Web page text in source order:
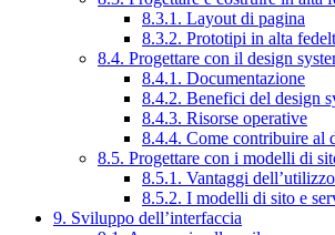
8.3.1. Layout di pagina
8.3.2. Prototipi in alta
8.4. Progettare con il design
8.4.1. Documentazione
8.4.2. Benefici del design
8.4.3. Risorse operative
8.4.4. Come contribuire al
8.5. Progettare con i modelli di
8.5.1. Vantaggi
8.5.2. I modelli di sito e
9. Sviluppo dell’interfaccia